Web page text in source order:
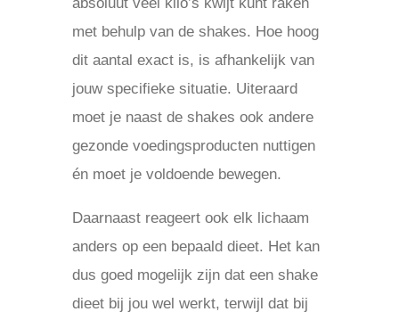
met behulp van de shakes. Hoe hoog
dit aantal exact is, is afhankelijk van
jouw specifieke situatie. Uiteraard
moet je naast de shakes ook andere
gezonde voedingsproducten nuttigen
én moet je voldoende bewegen.
Daarnaast reageert ook elk lichaam
anders op een bepaald dieet. Het kan
dus goed mogelijk zijn dat een shake
dieet bij jou wel werkt, terwijl dat bij